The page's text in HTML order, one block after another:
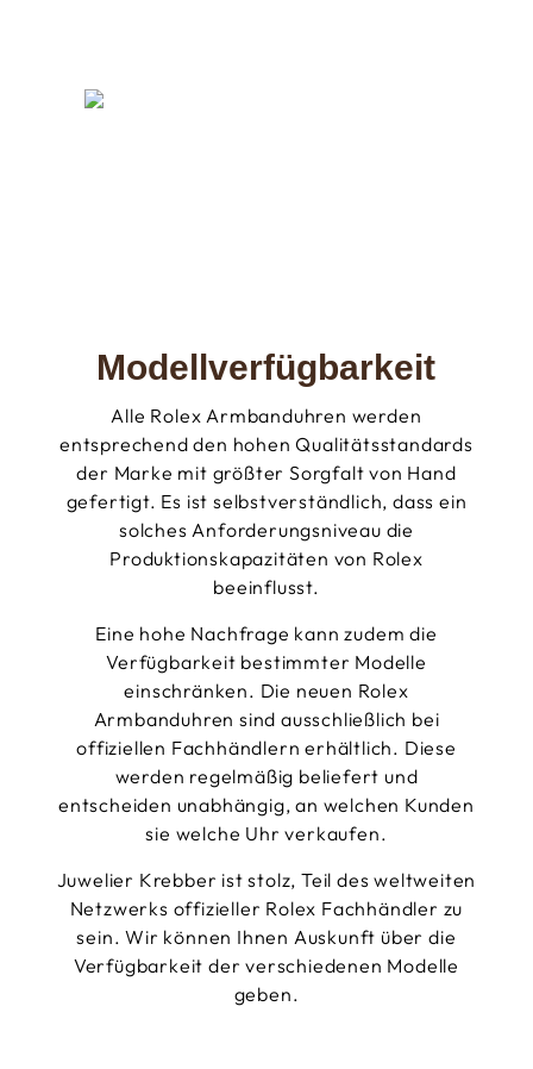
Modellverfügbarkeit
Alle Rolex Armbanduhren werden
entsprechend den hohen Qualitätsstandards
der Marke mit größter Sorgfalt von Hand
gefertigt. Es ist selbstverständlich, dass ein
solches Anforderungsniveau die
Produktionskapazitäten von Rolex
beeinflusst.
Eine hohe Nachfrage kann zudem die
Verfügbarkeit bestimmter Modelle
einschränken. Die neuen Rolex
Armbanduhren sind ausschließlich bei
offiziellen Fachhändlern erhältlich. Diese
werden regelmäßig beliefert und
entscheiden unabhängig, an welchen Kunden
sie welche Uhr verkaufen.
Juwelier Krebber ist stolz, Teil des weltweiten
Netzwerks offizieller Rolex Fachhändler zu
sein. Wir können Ihnen Auskunft über die
Verfügbarkeit der verschiedenen Modelle
geben.